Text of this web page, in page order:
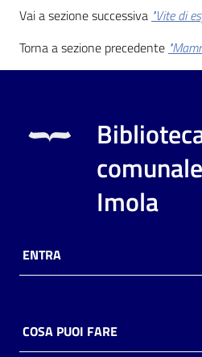
Vai a sezione successiva "Vite di
Torna a sezione precedente
Imola
ENTRA
COSA PUOI FARE